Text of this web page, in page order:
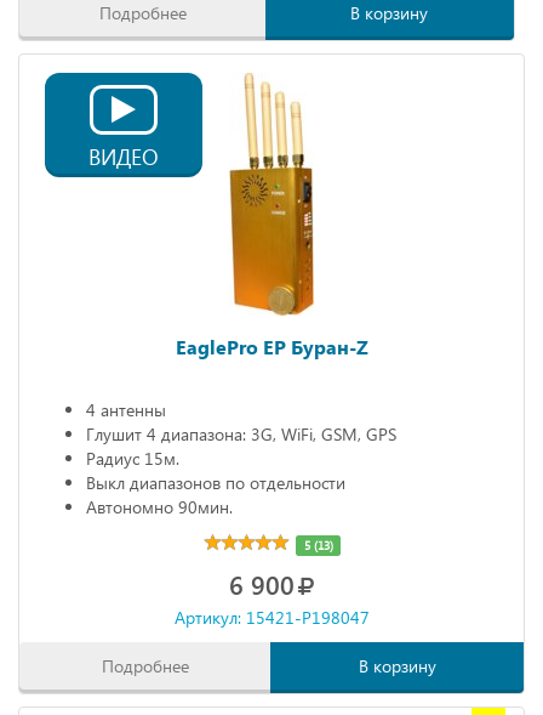
Подробнее В корзину
ВИДЕО
EaglePro EP Буран-Z
4 антенны
Глушит 4 диапазона: 3G, WiFi, GSM, GPS
Радиус 15м.
Выкл диапазонов по отдельности
Автономно 90мин.
5 (13)
6 900
Артикул: 15421-P198047
Подробнее В корзину